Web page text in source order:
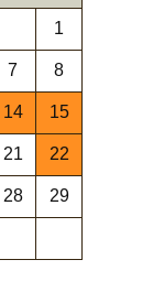
1
7 8
14 15
21 22
28 29